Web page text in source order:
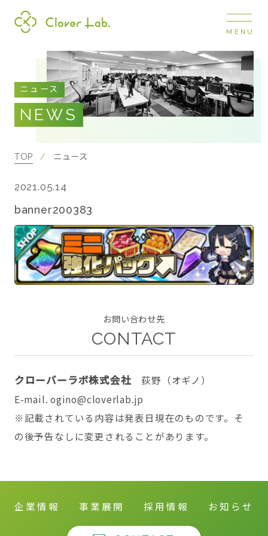
COMPANY
企業情報
ナビ
事業展開
RECRUIT
採用情報
NEWS
お知らせ
CONTACT
twitter facebook
MENU
ニュース
NEWS
TOP ニュース
banner200383
2021.05.14
お問い合わせ先
CONTACT
クローバーラボ株式会社 荻野（オギノ）
E-mail. ogino@cloverlab.jp
※記載されている内容は発表日現在のものです。そ
の後予告なしに変更されることがあります。
企業情報 事業展開 採用情報 お知らせ